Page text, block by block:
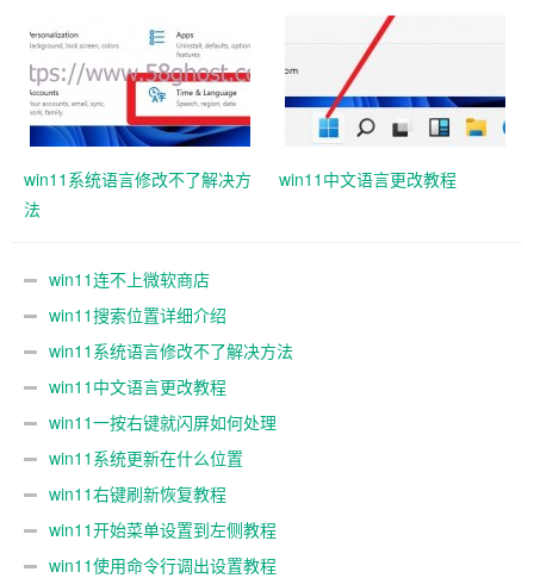
win11系统语言修改不了解决方
法
win11中文语言更改教程
win11连不上微软商店
win11搜索位置详细介绍
win11系统语言修改不了解决方法
win11中文语言更改教程
win11一按右键就闪屏如何处理
win11系统更新在什么位置
win11右键刷新恢复教程
win11开始菜单设置到左侧教程
win11使用命令行调出设置教程